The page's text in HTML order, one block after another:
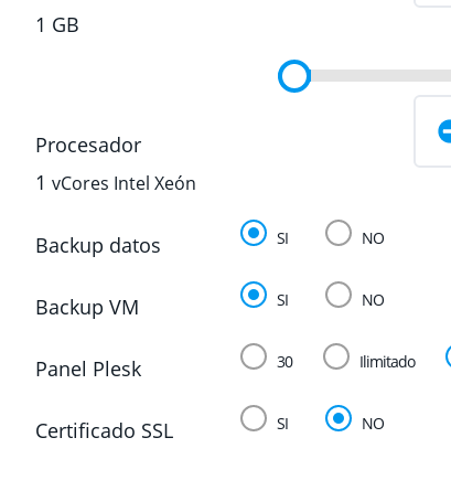
1 GB
Procesador
1 vCores Intel Xeón
Backup datos SI NO
Backup VM SI NO
Panel Plesk 30 Ilimitado
Certificado SSL SI NO